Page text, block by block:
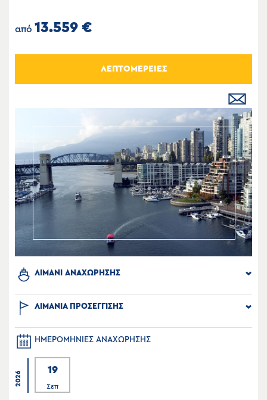
από 13.559 €
ΛΕΠΤΟΜΕΡΕΙΕΣ
ΛΙΜΑΝΙ ΑΝΑΧΩΡΗΣΗΣ
ΛΙΜΑΝΙΑ ΠΡΟΣΕΓΓΙΣΗΣ
ΗΜΕΡΟΜΗΝΙΕΣ ΑΝΑΧΩΡΗΣΗΣ
2026
19
Σεπ